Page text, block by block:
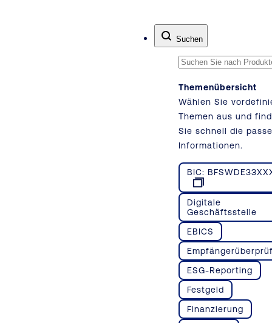
Suchen
Themenübersicht
Wählen Sie
Themen aus und
Sie schnell die
Informationen.
BIC:
Digitale
Geschäftsstelle
EBICS
ESG-Reporting
Festgeld
Finanzierung